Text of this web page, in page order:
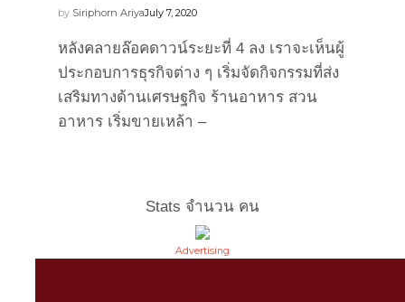
by Siriphorn AriyaJuly 7, 2020
หลังคลายล๊อคดาวน์ระยะที่ 4 ลง เราจะเห็นผู้
ประกอบการธุรกิจต่าง ๆ เริ่มจัดกิจกรรมที่ส่ง
เสริมทางด้านเศรษฐกิจ ร้านอาหาร สวน
อาหาร เริ่มขายเหล้า –
Stats จำนวน คน
Advertising